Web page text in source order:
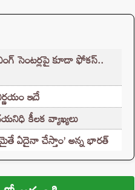
సెంటర్లపై కూడా ఫోకస్..
ఇదే
కీలక వ్యాఖ్యలు
ఏదైనా చేస్తాం’ అన్న భారత్